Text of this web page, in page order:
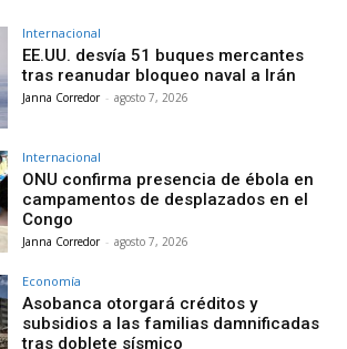
Internacional
EE.UU. desvía 51 buques mercantes
tras reanudar bloqueo naval a Irán
Janna Corredor - agosto 7, 2026
Internacional
ONU confirma presencia de ébola en
campamentos de desplazados en el
Congo
Janna Corredor - agosto 7, 2026
Economía
Asobanca otorgará créditos y
subsidios a las familias damnificadas
tras doblete sísmico